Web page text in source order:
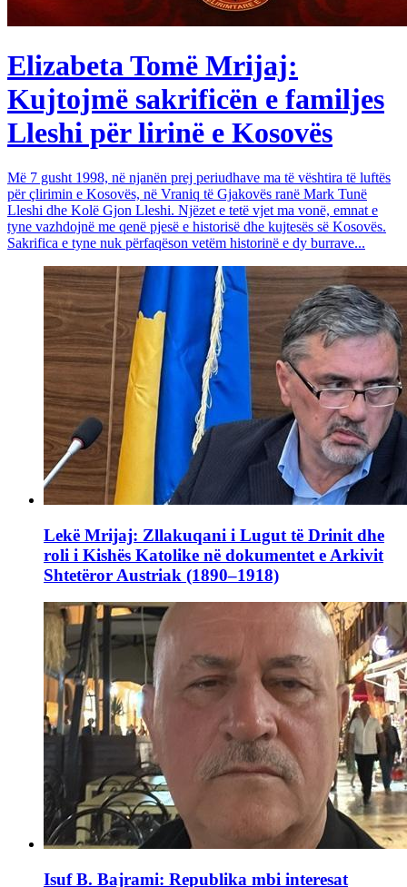
Elizabeta Tomë Mrijaj:
Kujtojmë sakrificën e familjes
Lleshi për lirinë e Kosovës
Më 7 gusht 1998, në njanën prej periudhave ma të vështira të luftës
për çlirimin e Kosovës, në Vraniq të Gjakovës ranë Mark Tunë
Lleshi dhe Kolë Gjon Lleshi. Njëzet e tetë vjet ma vonë, emnat e
tyne vazhdojnë me qenë pjesë e historisë dhe kujtesës së Kosovës.
Sakrifica e tyne nuk përfaqëson vetëm historinë e dy burrave...
Lekë Mrijaj: Zllakuqani i Lugut të Drinit dhe
roli i Kishës Katolike në dokumentet e Arkivit
Shtetëror Austriak (1890–1918)
Isuf B. Bajrami: Republika mbi interesat